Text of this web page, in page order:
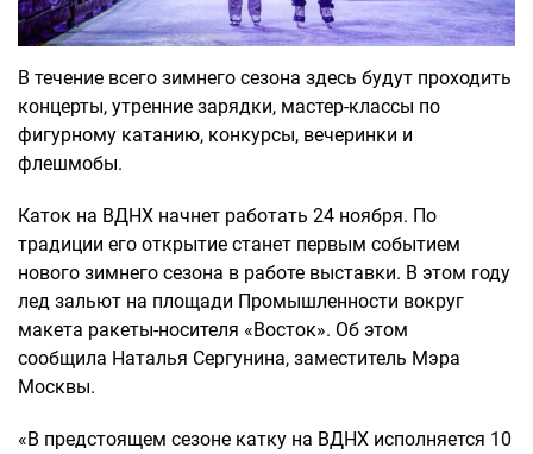
В течение всего зимнего сезона здесь будут проходить
концерты, утренние зарядки, мастер-классы по
фигурному катанию, конкурсы, вечеринки и
флешмобы.
Каток на ВДНХ начнет работать 24 ноября. По
традиции его открытие станет первым событием
нового зимнего сезона в работе выставки. В этом году
лед зальют на площади Промышленности вокруг
макета ракеты-носителя «Восток». Об этом
сообщила Наталья Сергунина, заместитель Мэра
Москвы.
«В предстоящем сезоне катку на ВДНХ исполняется 10